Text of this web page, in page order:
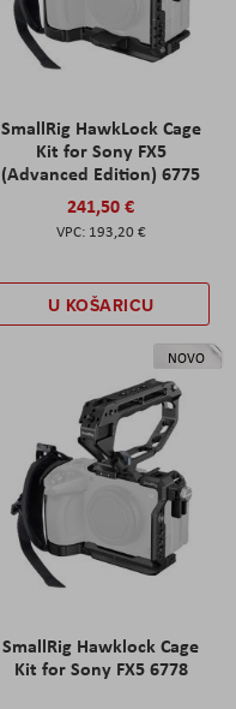
SmallRig HawkLock Cage
Kit for Sony FX5
(Advanced Edition) 6775
241,50 €
193,20 €
U KOŠARICU
NOVO
SmallRig Hawklock Cage
Kit for Sony FX5 6778